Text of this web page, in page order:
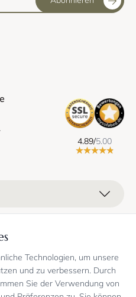
Technologien, um unsere
und zu verbessern. Durch
Sie der Verwendung von
4.89/5.00